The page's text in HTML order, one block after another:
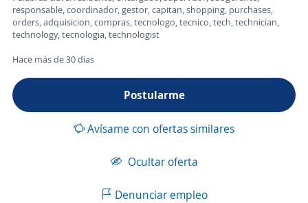
responsable, coordinador, gestor, capitan, shopping, purchases,
orders, adquisicion, compras, tecnologo, tecnico, tech, technician,
technology, tecnologia, technologist
Hace más de 30 días
Postularme
Avísame con ofertas similares
Ocultar oferta
Denunciar empleo